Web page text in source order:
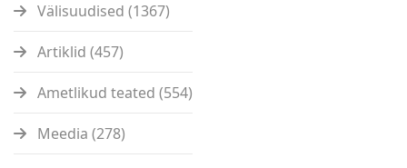
Välisuudised (1367)
Artiklid (457)
Ametlikud teated (554)
Meedia (278)